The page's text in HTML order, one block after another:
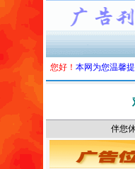
您好！ 本网为您温馨提
伴您